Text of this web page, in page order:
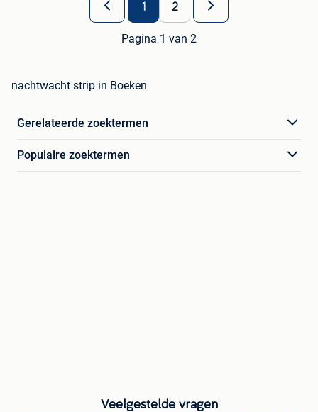
1 2
Pagina 1 van 2
nachtwacht strip in Boeken
Gerelateerde zoektermen
Populaire zoektermen
Veelgestelde vragen